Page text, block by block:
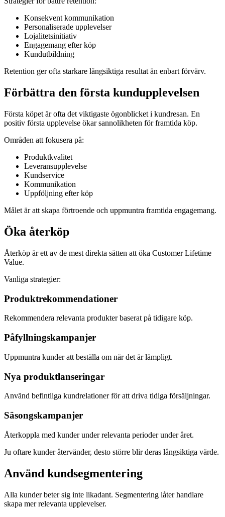
Konsekvent kommunikation
Personaliserade upplevelser
Lojalitetsinitiativ
Engagemang efter köp
Kundutbildning
Retention ger ofta starkare långsiktiga resultat än enbart förvärv.
Förbättra den första kundupplevelsen
Första köpet är ofta det viktigaste ögonblicket i kundresan. En
positiv första upplevelse ökar sannolikheten för framtida köp.
Områden att fokusera på:
Produktkvalitet
Leveransupplevelse
Kundservice
Kommunikation
Uppföljning efter köp
Målet är att skapa förtroende och uppmuntra framtida engagemang.
Öka återköp
Återköp är ett av de mest direkta sätten att öka Customer Lifetime
Value.
Vanliga strategier:
Produktrekommendationer
Rekommendera relevanta produkter baserat på tidigare köp.
Påfyllningskampanjer
Uppmuntra kunder att beställa om när det är lämpligt.
Nya produktlanseringar
Använd befintliga kundrelationer för att driva tidiga försäljningar.
Säsongskampanjer
Återkoppla med kunder under relevanta perioder under året.
Ju oftare kunder återvänder, desto större blir deras långsiktiga värde.
Använd kundsegmentering
Alla kunder beter sig inte likadant. Segmentering låter handlare
skapa mer relevanta upplevelser.